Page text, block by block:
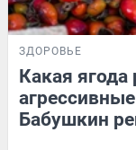
ЗДОРОВЬЕ
Какая
Бабушкин